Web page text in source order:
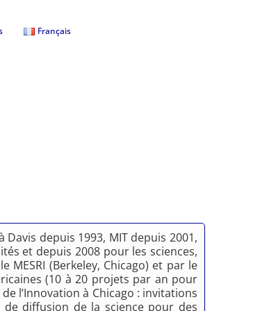
Français
depuis 1993, MIT depuis 2001,
et depuis 2008 pour les sciences,
(Berkeley, Chicago) et par le
(10 à 20 projets par an pour
l’Innovation à Chicago : invitations
diffusion de la science pour des